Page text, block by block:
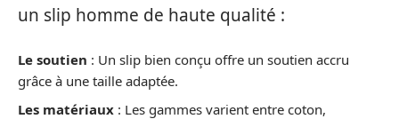
un slip homme de haute qualité :
Le soutien : Un slip bien conçu offre un soutien accru
grâce à une taille adaptée.
Les matériaux : Les gammes varient entre coton,